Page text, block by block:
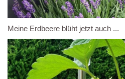
Meine Erdbeere blüht jetzt auch ...